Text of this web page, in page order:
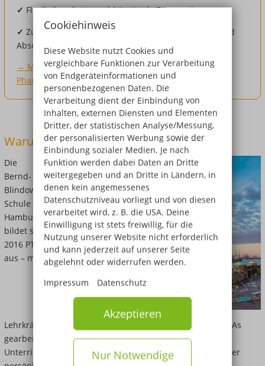
Cookiehinweis
Diese Website nutzt Cookies und
vergleichbare Funktionen zur Verarbeitung
von Endgeräteinformationen und
personenbezogenen Daten. Die
Verarbeitung dient der Einbindung von
Inhalten, externen Diensten und Elementen
Dritter, der statistischen Analyse/Messung,
der personalisierten Werbung sowie der
Einbindung sozialer Medien. Je nach
Funktion werden dabei Daten an Dritte
weitergegeben und an Dritte in Ländern, in
denen kein angemessenes
Datenschutzniveau vorliegt und von diesen
verarbeitet wird, z. B. die USA. Deine
Einwilligung ist stets freiwillig, für die
Nutzung unserer Website nicht erforderlich
und kann jederzeit auf unserer Seite
abgelehnt oder widerrufen werden.
Impressum
Datenschutz
Akzeptieren
Nur Notwendige
✓ Flexibel und ortsunabhängig als Fernstudium
✓ Zu vergünstigten Konditionen für Schüler:innen und
Absolvent:innen der Blindow-Schule
→ Mehr zum Studium in Pharmamanagement und
Pharmaproduktion (B.Sc.)
Warum Hamburg?
Die
Bernd-
Blindow-
Schule in
Hamburg
bildet seit
2016 PTAs
aus – mit
Lehrkräften, die meist selbst als Apotheker:innen oder PTAs
gearbeitet haben und ihre Praxiserfahrung direkt in den
Unterricht einbringen. In kleinen Klassen lernst Du in einer